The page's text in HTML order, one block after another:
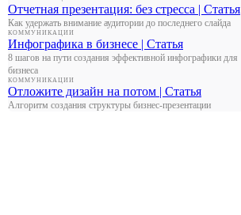
Отчетная презентация: без стресса | Статья
Как удержать внимание аудитории до последнего слайда
КОММУНИКАЦИИ
Инфографика в бизнесе | Статья
8 шагов на пути создания эффективной инфографики для
бизнеса
КОММУНИКАЦИИ
Отложите дизайн на потом | Статья
Алгоритм создания структуры бизнес-презентации